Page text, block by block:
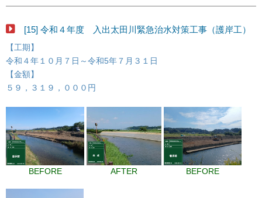
[15] 令和４年度 入出太田川緊急治水対策工事（護岸工）
【工期】
令和４年１０月７日～令和5年７月３１日
【金額】
５９，３１９，０００円
BEFORE AFTER BEFORE